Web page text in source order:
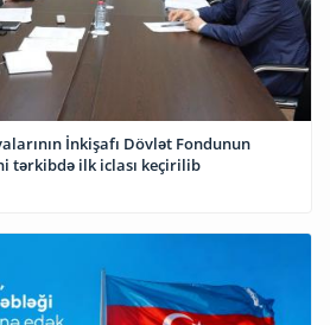
İnkişafı Dövlət Fondunun
tərkibdə ilk iclası keçirilib